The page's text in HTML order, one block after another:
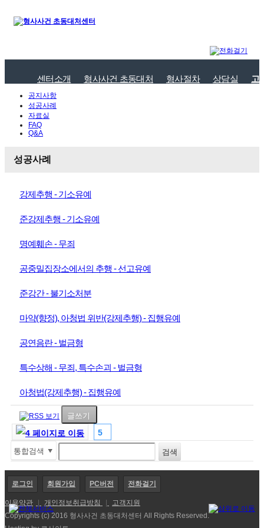
센터소개 형사사건 초동대처 형사절차 상담실 고
공지사항
성공사례
자료실
FAQ
Q&A
성공사례
강제추행 - 기소유예
준강제추행 - 기소유예
명예훼손 - 무죄
공중밀집장소에서의 추행 - 선고유예
준강간 - 불기소처분
마약(향정), 아청법 위반(강제추행) - 집행유예
공연음란 - 벌금형
특수상해 - 무죄, 특수손괴 - 벌금형
아청법(강제추행) - 집행유예
글쓰기
5
로그인 회원가입 PC버전 전화걸기
이용약관 개인정보취급방침
고객지원
Copyrights (c) 2016 형사사건 초동대처센터 All Rights Reserved.